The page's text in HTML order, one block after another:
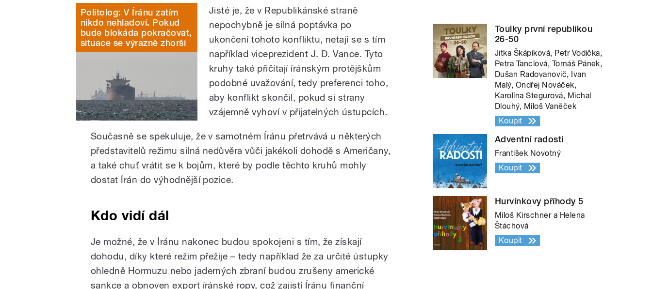
Politolog: V Íránu zatím
nikdo nehladoví. Pokud
bude blokáda pokračovat,
situace se výrazně zhorší
Jisté je, že v Republikánské straně
nepochybně je silná poptávka po
ukončení tohoto konfliktu, netají se s tím
například viceprezident J. D. Vance. Tyto
kruhy také přičítají íránským protějškům
podobné uvažování, tedy preferenci toho,
aby konflikt skončil, pokud si strany
vzájemně vyhoví v přijatelných ústupcích.
Současně se spekuluje, že v samotném Íránu přetrvává u některých
představitelů režimu silná nedůvěra vůči jakékoli dohodě s Američany,
a také chuť vrátit se k bojům, které by podle těchto kruhů mohly
dostat Írán do výhodnější pozice.
Kdo vidí dál
Je možné, že v Íránu nakonec budou spokojeni s tím, že získají
dohodu, díky které režim přežije – tedy například že za určité ústupky
ohledně Hormuzu nebo jaderných zbraní budou zrušeny americké
sankce a obnoven export íránské ropy, což zajistí Íránu finanční
Toulky první republikou
26-50
Jitka Škápíková, Petr Vodička,
Petra Tanclová, Tomáš Pánek,
Dušan Radovanovič, Ivan
Malý, Ondřej Nováček,
Karolína Stegurová, Michal
Dlouhý, Miloš Vaněček
Koupit
Adventní radosti
František Novotný
Koupit
Hurvínkovy příhody 5
Miloš Kirschner a Helena
Štáchová
Koupit